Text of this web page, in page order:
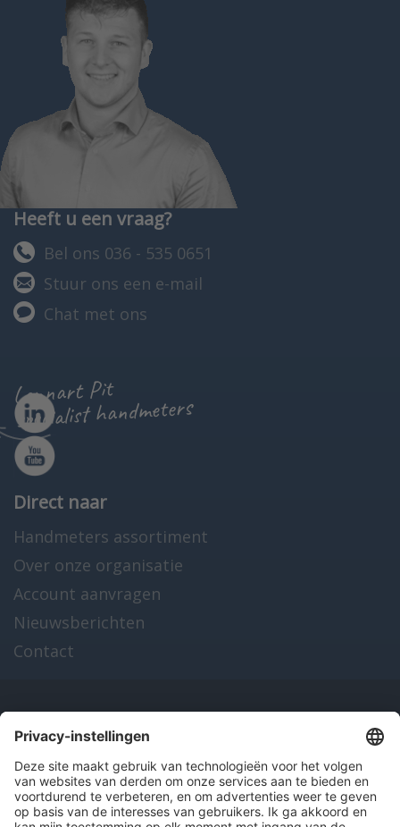
Heeft u een vraag?
Bel ons 036 - 535 0651
Stuur ons een e-mail
Chat met ons
Lennart Pit
specialist handmeters
Direct naar
Handmeters assortiment
Over onze organisatie
Account aanvragen
Nieuwsberichten
Contact
Onze producten
en diensten
Over Hitma